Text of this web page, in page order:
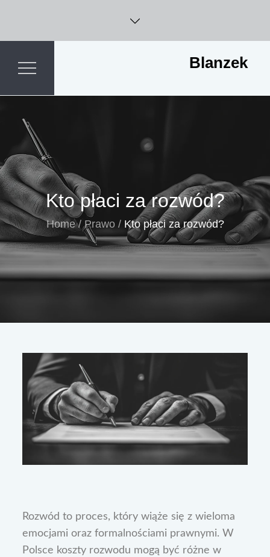
content
Blanzek
Kto płaci za rozwód?
Home Prawo Kto płaci za rozwód?
Rozwód to proces, który wiąże się z wieloma
emocjami oraz formalnościami prawnymi. W
Polsce koszty rozwodu mogą być różne w